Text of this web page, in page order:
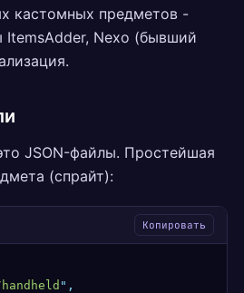
кастомных предметов -
ItemsAdder, Nexo (бывший
JSON-файлы. Простейшая
(спрайт):
Копировать
" ,